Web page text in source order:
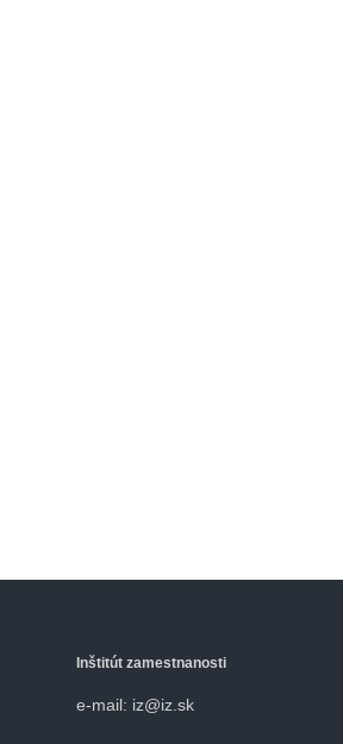
Inštitút zamestnanosti
e-mail: iz@iz.sk